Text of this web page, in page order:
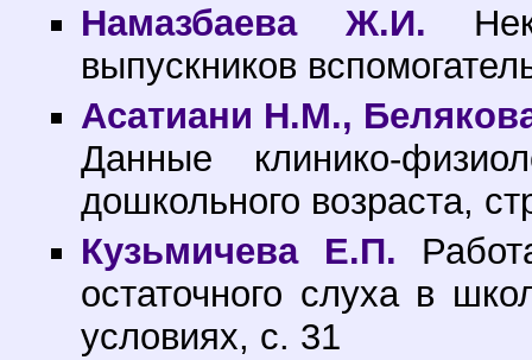
Намазбаева Ж.И.
выпускников
Асатиани Н.М.,
Данные клинико-
дошкольного возраста,
Кузьмичева Е.П.
остаточного слуха в
условиях, с. 31